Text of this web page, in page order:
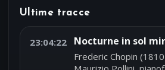
Ultime tracce
23:04:22 Nocturne in sol
Frederic Chopin